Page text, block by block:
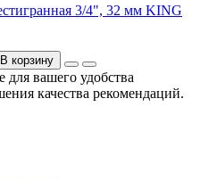
3/4", 32 мм KING
В корзину
вашего удобства
качества рекомендаций.